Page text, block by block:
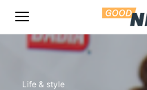
Life & style